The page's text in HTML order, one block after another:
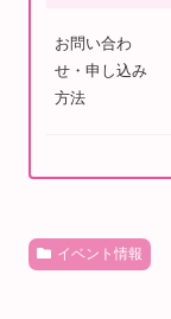
お問い合わ
せ・申し込み
方法
イベント情報